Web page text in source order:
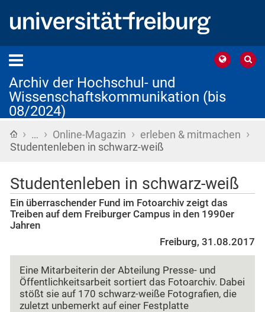
Archiv der Hochschul- und
Wissenschaftskommunikation (bis
08/2024)
Startseite
› … › Online-Magazin › erleben & mitmachen ›
Studentenleben in schwarz-weiß
Studentenleben in schwarz-weiß
Ein überraschender Fund im Fotoarchiv zeigt das
Treiben auf dem Freiburger Campus in den 1990er
Jahren
Freiburg, 31.08.2017
Eine Mitarbeiterin der Abteilung Presse- und
Öffentlichkeitsarbeit sortiert das Fotoarchiv. Dabei
stößt sie auf 170 schwarz-weiße Fotografien, die
zuletzt unbemerkt auf einer Festplatte